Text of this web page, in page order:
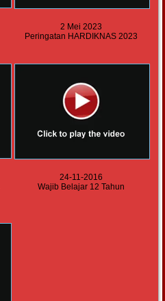
2 Mei 2023
Peringatan HARDIKNAS 2023
24-11-2016
Wajib Belajar 12 Tahun